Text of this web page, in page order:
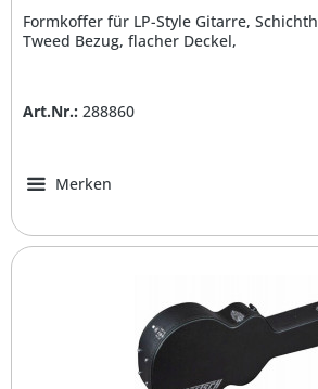
Formkoffer für LP-Style Gitarre,
Tweed Bezug, flacher Deckel,
Art.Nr.: 288860
Merken